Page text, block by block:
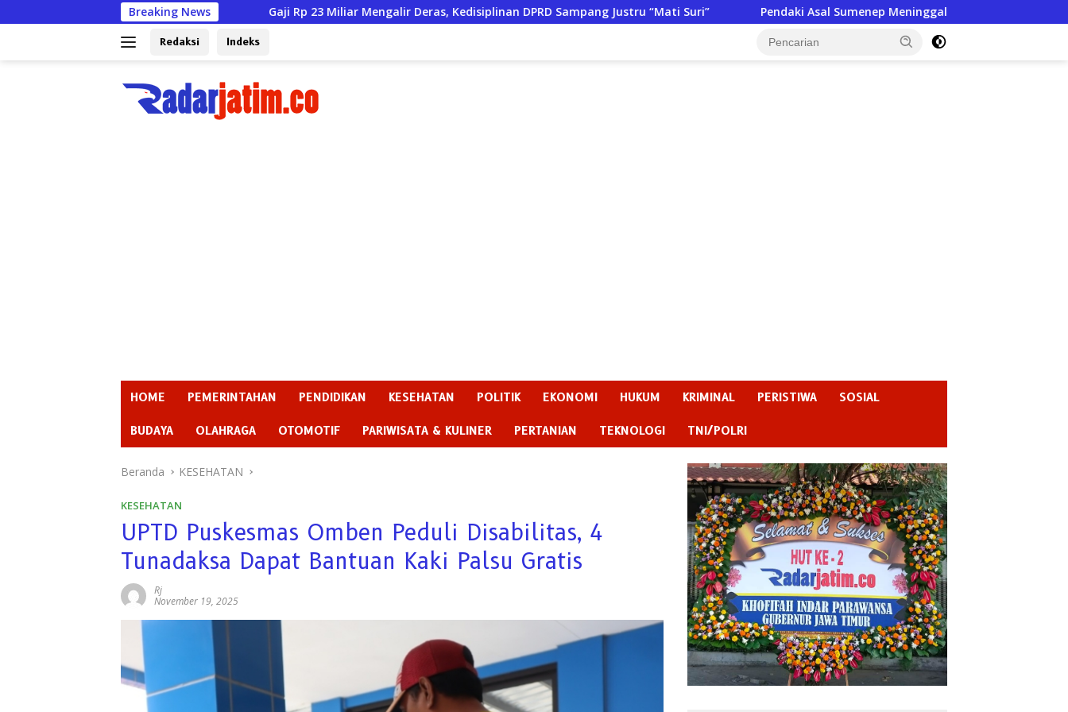
ke
Breaking News
Gaji Rp 23 Miliar Mengalir Deras, Kedisiplinan DPRD Sampang Justru “Mati Suri” Pendaki Asal Sumenep Meninggal di Gunung Argopuro, BKSDA Ungkap Suhu
Redaksi Indeks
HOME PEMERINTAHAN PENDIDIKAN KESEHATAN POLITIK EKONOMI HUKUM KRIMINAL PERISTIWA SOSIAL
BUDAYA OLAHRAGA OTOMOTIF PARIWISATA & KULINER PERTANIAN TEKNOLOGI TNI/POLRI
Beranda KESEHATAN
KESEHATAN
UPTD Puskesmas Omben Peduli Disabilitas, 4
Tunadaksa Dapat Bantuan Kaki Palsu Gratis
Rj
November 19, 2025